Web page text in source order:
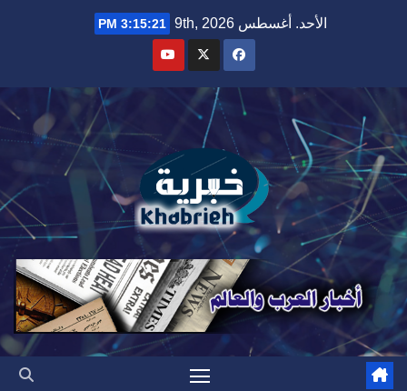
الأحد. أغسطس 9th, 2026 3:15:22 PM